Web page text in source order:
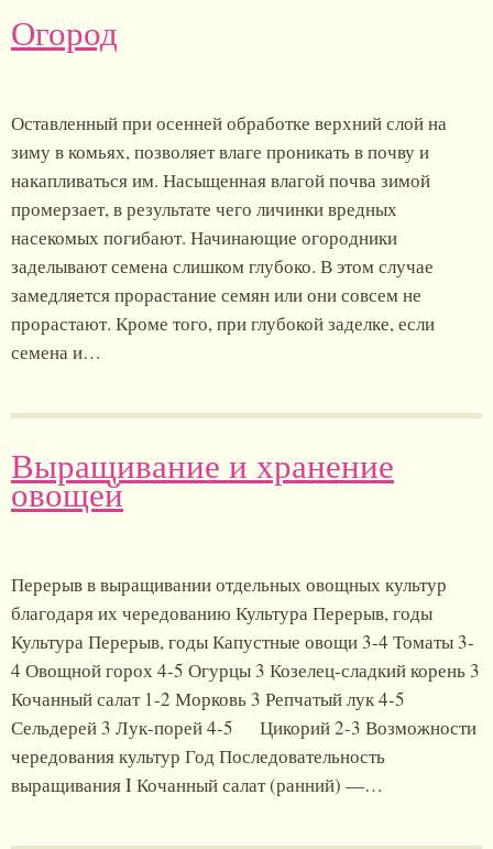
Огород
Оставленный при осенней обработке верхний слой на
зиму в комьях, позволяет влаге проникать в почву и
накапливаться им. Насыщенная влагой почва зимой
промерзает, в результате чего личинки вредных
насекомых погибают. Начинающие огородники
заделывают семена слишком глубоко. В этом случае
замедляется прорастание семян или они совсем не
прорастают. Кроме того, при глубокой заделке, если
семена и…
Выращивание и хранение
овощей
Перерыв в выращивании отдельных овощных культур
благодаря их чередованию Культура Перерыв, годы
Культура Перерыв, годы Капустные овощи 3-4 Томаты 3-
4 Овощной горох 4-5 Огурцы 3 Козелец-сладкий корень 3
Кочанный салат 1-2 Морковь 3 Репчатый лук 4-5
Сельдерей 3 Лук-порей 4-5 Цикорий 2-3 Возможности
чередования культур Год Последовательность
выращивания I Кочанный салат (ранний) —…